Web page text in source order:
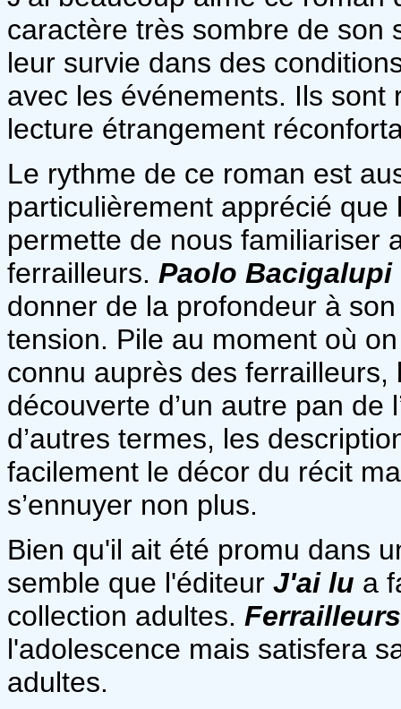
caractère très sombre de son
leur survie dans des
avec les événements. Ils
lecture étrangement
Le rythme de ce roman est
particulièrement apprécié
permette de nous familiariser
ferrailleurs. Paolo Bacigalupi
donner de la profondeur à
tension. Pile au moment où
connu auprès des
découverte d’un autre pan de
d’autres termes, les
facilement le décor du récit
s’ennuyer non plus.
Bien qu'il ait été promu dans
semble que l'éditeur J'ai lu a
collection adultes.
l'adolescence mais satisfera
adultes.